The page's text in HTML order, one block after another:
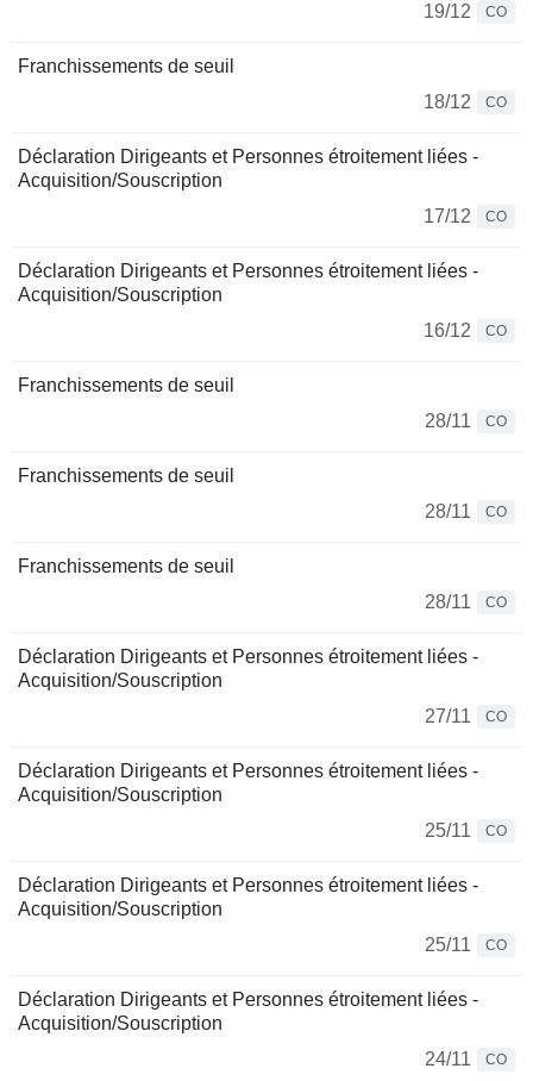
19/12
CO
Franchissements de seuil
18/12
CO
Déclaration Dirigeants et Personnes étroitement liées -
Acquisition/Souscription
17/12
CO
Déclaration Dirigeants et Personnes étroitement liées -
Acquisition/Souscription
16/12
CO
Franchissements de seuil
28/11
CO
Franchissements de seuil
28/11
CO
Franchissements de seuil
28/11
CO
Déclaration Dirigeants et Personnes étroitement liées -
Acquisition/Souscription
27/11
CO
Déclaration Dirigeants et Personnes étroitement liées -
Acquisition/Souscription
25/11
CO
Déclaration Dirigeants et Personnes étroitement liées -
Acquisition/Souscription
25/11
CO
Déclaration Dirigeants et Personnes étroitement liées -
Acquisition/Souscription
24/11
CO